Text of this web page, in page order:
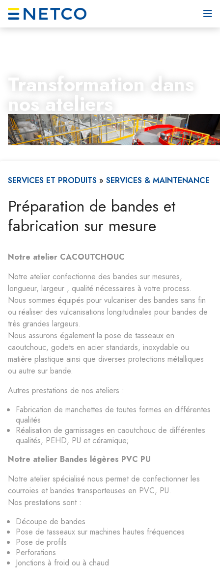
Transformation dans
nos ateliers
SERVICES ET PRODUITS » SERVICES & MAINTENANCE
​Préparation de bandes et
fabrication sur mesure
Notre atelier CACOUTCHOUC​
Notre atelier confectionne des bandes sur mesures,
longueur, largeur , qualité nécessaires à votre process.
Nous sommes équipés pour vulcaniser des bandes sans fin
ou réaliser des vulcanisations longitudinales pour bandes de
très grandes largeurs.​
Nous assurons également la pose de tasseaux en
caoutchouc, godets en acier standards, inoxydable ou
matière plastique ainsi que diverses protections métalliques
ou autre sur bande.​
Autres prestations de nos ateliers :​
Fabrication de manchettes de toutes formes en différentes
qualités
Réalisation de garnissages en caoutchouc de différentes
qualités, PEHD, PU et céramique​;
Notre atelier Bandes légères PVC PU​
Notre atelier spécialisé nous permet de confectionner les
courroies et bandes transporteuses en PVC, PU.​
Nos prestations sont :
Découpe de bandes
Pose de tasseaux sur machines hautes fréquences
Pose de profils​
Perforations
Jonctions à froid ou à chaud ​